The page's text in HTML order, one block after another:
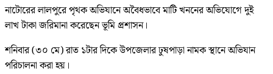
নাটোরের লালপুরে পৃথক অভিযানে অবৈধভাবে মাটি খননের অভিযোগে দুই
লাখ টাকা জরিমানা করেছেন ভূমি প্রশাসন।
শনিবার (৩০ মে) রাত ১টার দিকে উপজেলার ঢুষপাড়া নামক স্থানে অভিযান
পরিচালনা করা হয়।